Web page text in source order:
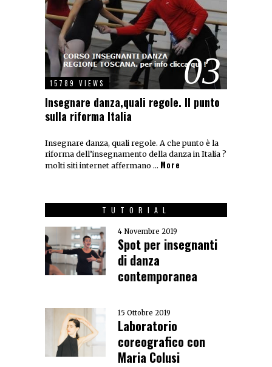
03
15789 VIEWS
Insegnare danza,quali regole. Il punto
sulla riforma Italia
Insegnare danza, quali regole. A che punto è la
riforma dell’insegnamento della danza in Italia ?
molti siti internet affermano … More
TUTORIAL
4 Novembre 2019
Spot per insegnanti
di danza
contemporanea
15 Ottobre 2019
Laboratorio
coreografico con
Maria Colusi